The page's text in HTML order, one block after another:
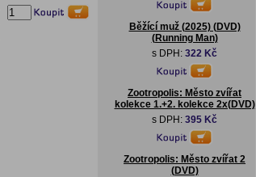
Běžící muž (2025) (DVD)
(Running Man)
s DPH: 322 Kč
Zootropolis: Město zvířat
kolekce 1.+2. kolekce 2x(DVD)
s DPH: 395 Kč
Zootropolis: Město zvířat 2
(DVD)